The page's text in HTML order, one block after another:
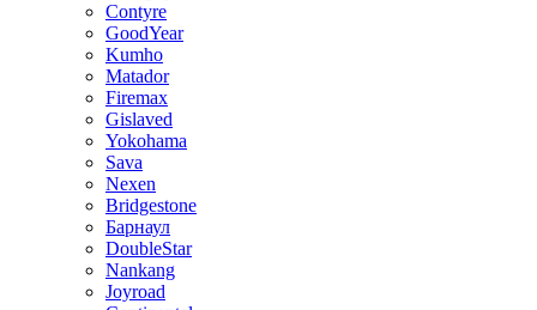
Contyre
GoodYear
Kumho
Matador
Firemax
Gislaved
Yokohama
Sava
Nexen
Bridgestone
Барнаул
DoubleStar
Nankang
Joyroad